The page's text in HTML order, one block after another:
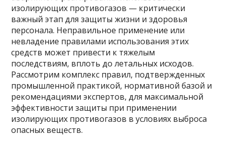
изолирующих противогазов — критически
важный этап для защиты жизни и здоровья
персонала. Неправильное применение или
невладение правилами использования этих
средств может привести к тяжелым
последствиям, вплоть до летальных исходов.
Рассмотрим комплекс правил, подтвержденных
промышленной практикой, нормативной базой и
рекомендациями экспертов, для максимальной
эффективности защиты при применении
изолирующих противогазов в условиях выброса
опасных веществ.